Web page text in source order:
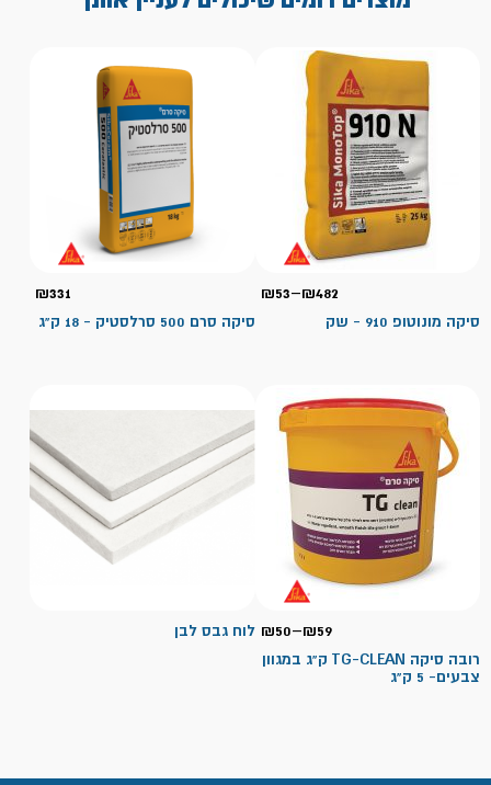
₪53–₪482
סיקה מונוטופ 910 - שק
₪331
סיקה סרם 500 סרלסטיק - 18 ק"ג
₪50–₪59
טווח
רובה סיקה TG-CLEAN ק"ג במגוון
צבעים- 5 ק"ג
לוח גבס לבן